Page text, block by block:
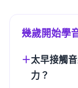
幾歲開始學
太早接觸
力？